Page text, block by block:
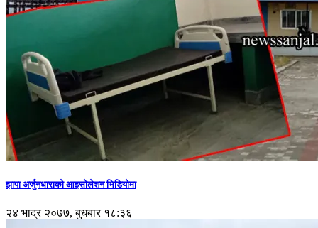
झापा अर्जुनधाराको आइसोलेशन भिडियोमा
२४ भाद्र २०७७, बुधबार १८:३६